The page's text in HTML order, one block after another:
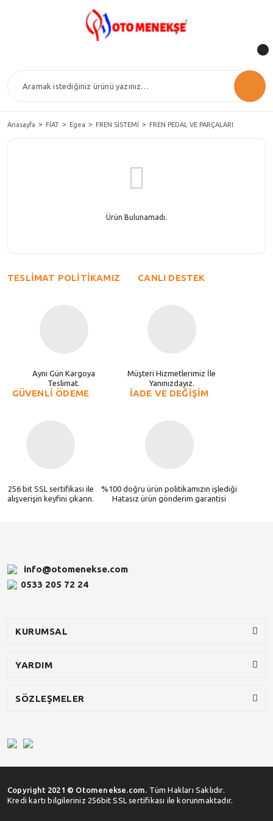
Anasayfa FİAT Egea FREN SİSTEMİ FREN PEDAL VE PARÇALARI
Ürün Bulunamadı.
TESLİMAT POLİTİKAMIZ
Aynı Gün Kargoya
Teslimat.
CANLI DESTEK
Müşteri Hizmetlerimiz İle
Yanınızdayız.
GÜVENLİ ÖDEME
256 bit SSL sertifikası ile
alışverişin keyfini çıkarın.
İADE VE DEĞİŞİM
%100 doğru ürün politikamızın işlediği
Hatasız ürün gönderim garantisi
info@otomenekse.com
0533 205 72 24
KURUMSAL
YARDIM
SÖZLEŞMELER
Copyright 2021 © Otomenekse.com. Tüm Hakları Saklıdır.
Kredi kartı bilgileriniz 256bit SSL sertifikası ile korunmaktadır.